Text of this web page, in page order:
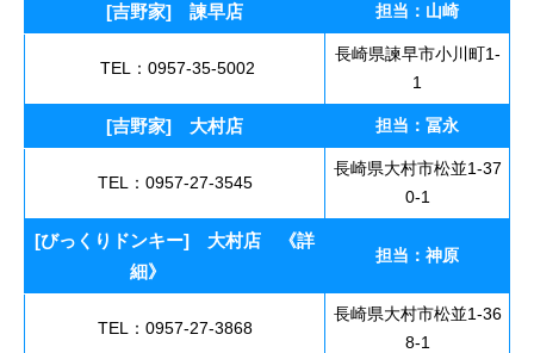
[吉野家] 諫早店 担当：山崎
TEL：0957-35-5002
長崎県諫早市小川町1-
1
[吉野家] 大村店 担当：冨永
TEL：0957-27-3545
長崎県大村市松並1-37
0-1
[びっくりドンキー] 大村店 《詳
細》
担当：神原
TEL：0957-27-3868
長崎県大村市松並1-36
8-1